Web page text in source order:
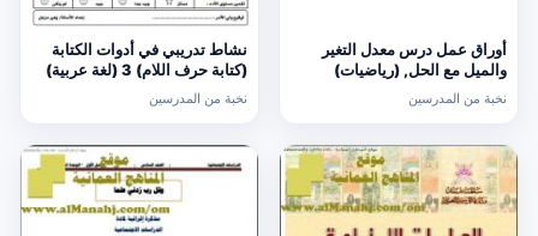
أوراق عمل درس معدل التغير
والميل مع الحل, (رياضيات)
الحادي عشر العام
نخبة من المدرسين
نشاط تدريبي في أدوات الكتابة
(كتابة حرف اللام) 3 (لغة عربية)
نخبة من المدرسين